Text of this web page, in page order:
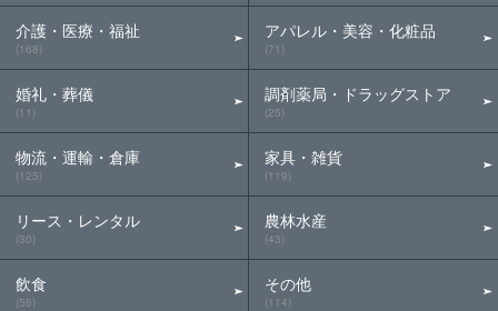
介護・医療・福祉
(168)
婚礼・葬儀
(11)
物流・運輸・倉庫
(125)
リース・レンタル
(30)
飲食
(56)
アパレル・美容・化粧品
(71)
調剤薬局・ドラッグストア
(25)
家具・雑貨
(119)
農林水産
(43)
その他
(114)